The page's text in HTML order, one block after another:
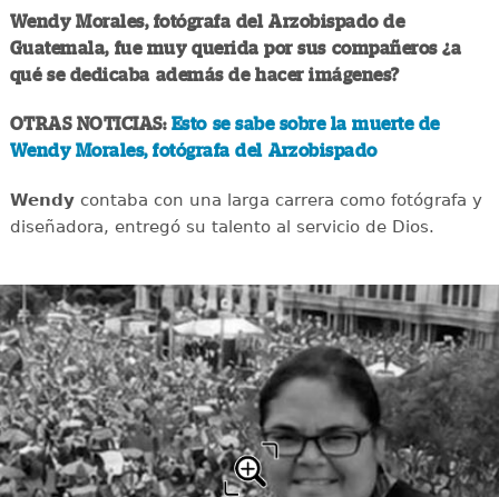
Wendy Morales, fotógrafa del Arzobispado de
Guatemala, fue muy querida por sus compañeros ¿a
qué se dedicaba además de hacer imágenes?
OTRAS NOTICIAS: Esto se sabe sobre la muerte de
Wendy Morales, fotógrafa del Arzobispado
Wendycontaba con una larga carrera como fotógrafa y
diseñadora, entregó su talento al servicio de Dios.